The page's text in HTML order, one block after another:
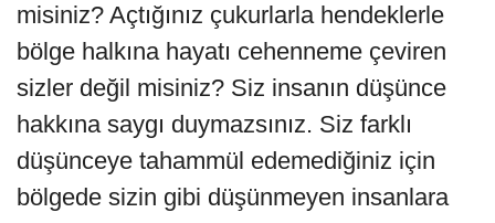
misiniz? Açtığınız çukurlarla hendeklerle
bölge halkına hayatı cehenneme çeviren
sizler değil misiniz? Siz insanın düşünce
hakkına saygı duymazsınız. Siz farklı
düşünceye tahammül edemediğiniz için
bölgede sizin gibi düşünmeyen insanlara